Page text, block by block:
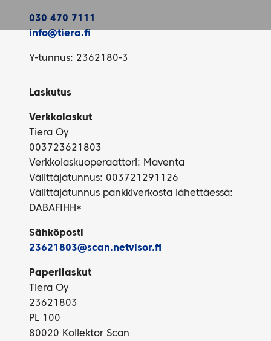
030 470 7111
info@tiera.fi
Y-tunnus: 2362180-3
Laskutus
Verkkolaskut
Tiera Oy
003723621803
Verkkolaskuoperaattori: Maventa
Välittäjätunnus: 003721291126
Välittäjätunnus pankkiverkosta lähettäessä:
DABAFIHH*
Sähköposti
23621803@scan.netvisor.fi
Paperilaskut
Tiera Oy
23621803
PL 100
80020 Kollektor Scan